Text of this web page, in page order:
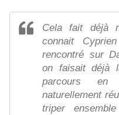
Cela fait déjà
connait
rencontré sur
on faisait déjà
parcours
naturellement
triper